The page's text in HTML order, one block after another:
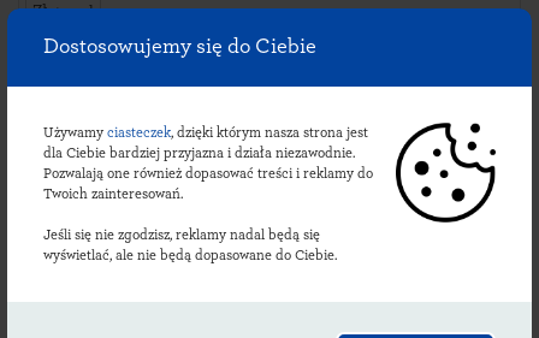
Dostosowujemy się do Ciebie
Używamy ciasteczek, dzięki którym nasza strona jest
dla Ciebie bardziej przyjazna i działa niezawodnie.
Pozwalają one również dopasować treści i reklamy do
Twoich zainteresowań.
Jeśli się nie zgodzisz, reklamy nadal będą się
wyświetlać, ale nie będą dopasowane do Ciebie.
Złotowska
12
Krajenka,
Dostępność
i usługi:
dni
08:00-
17:00
08:00-